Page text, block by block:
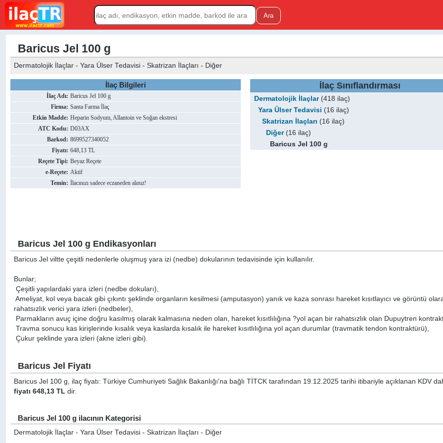
Baricus Jel 100 g
Dermatolojik İlaçlar - Yara Ülser Tedavisi - Skatrizan İlaçları - Diğer
İlaç Bilgileri
İlaç Adı: Baricus Jel 100 g
Firma: Santa Farma İlaç
Etkin Madde: Heparin Sodyum, Allantoin ve Soğan ekstresi
ATC Kodu: D03AX
Barkod: 8699527340052
Fiyatı: 648,13 TL
Reçete Tipi: Beyaz Reçete
e-Reçete: Aktif
Temin: İlacınızı sadece eczaneden alınız!
İlaç Sınıflandırması
Dermatolojik İlaçlar(418 ilaç)
Yara Ülser Tedavisi (16 ilaç)
Skatrizan İlaçları (16 ilaç)
Diğer(16 ilaç)
Baricus Jel 100 g
Baricus Jel 100 g Endikasyonları
Baricus Jel viltte çeşitli nedenlerle oluşmuş yara izi (nedbe) dokularının tedavisinde için kullanılır.
Bunlar;
 Çeşitli yapılardaki yara izleri (nedbe dokuları),
 Ameliyat, kol veya bacak gibi çıkıntı şeklinde organların kesilmesi (amputasyon) yanık ve kaza sonrası hareket kısıtlayıcı ve görüntü
rahatsızlık verici yara izleri (nedbeler),
 Parmakların avuç içine doğru kasılmış olarak kalmasına neden olan, hareket kısıtlılığına ?yol açan bir rahatsızlık olan Dupuytren
 Travma sonucu kas kirişlerinde kısalık veya kaslarda kısalık ile hareket kısıtlılığına yol açan durumlar (travmatik tendon kontraktürü),
 Çukur şeklinde yara izleri (akne izleri gibi).
Baricus Jel Fiyatı
Baricus Jel 100 g, ilaç fiyatı: Türkiye Cumhuriyeti Sağlık Bakanlığı'na bağlı TİTCK tarafından 19.12.2025 tarihi itibariyle açıklanan KDV
fiyatı 648,13 TL dir.
Baricus Jel 100 g ilacının Kategorisi
Dermatolojik İlaçlar - Yara Ülser Tedavisi - Skatrizan İlaçları - Diğer